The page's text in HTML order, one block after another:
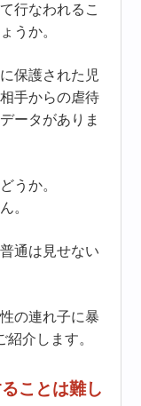
行なわれるこ
うか。
保護された児
手からの虐待
ータがありま
うか。
。
通は見せない
の連れ子に暴
介します。
ことは難し